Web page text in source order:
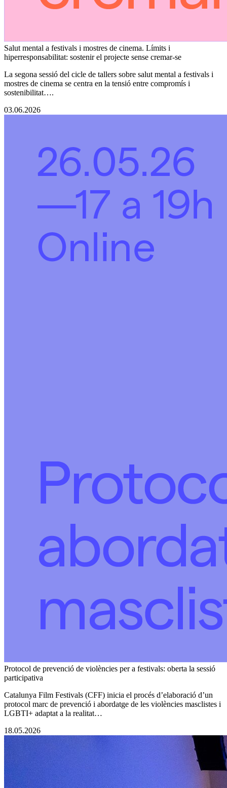
Salut mental a festivals i mostres de cinema. Límits i
hiperresponsabilitat: sostenir el projecte sense cremar-se
La segona sessió del cicle de tallers sobre salut mental a festivals i
mostres de cinema se centra en la tensió entre compromís i
sostenibilitat….
03.06.2026
Protocol de prevenció de violències per a festivals: oberta la sessió
participativa
Catalunya Film Festivals (CFF) inicia el procés d’elaboració d’un
protocol marc de prevenció i abordatge de les violències masclistes i
LGBTI+ adaptat a la realitat…
18.05.2026